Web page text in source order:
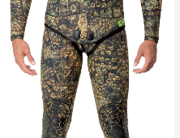
page
du
produit